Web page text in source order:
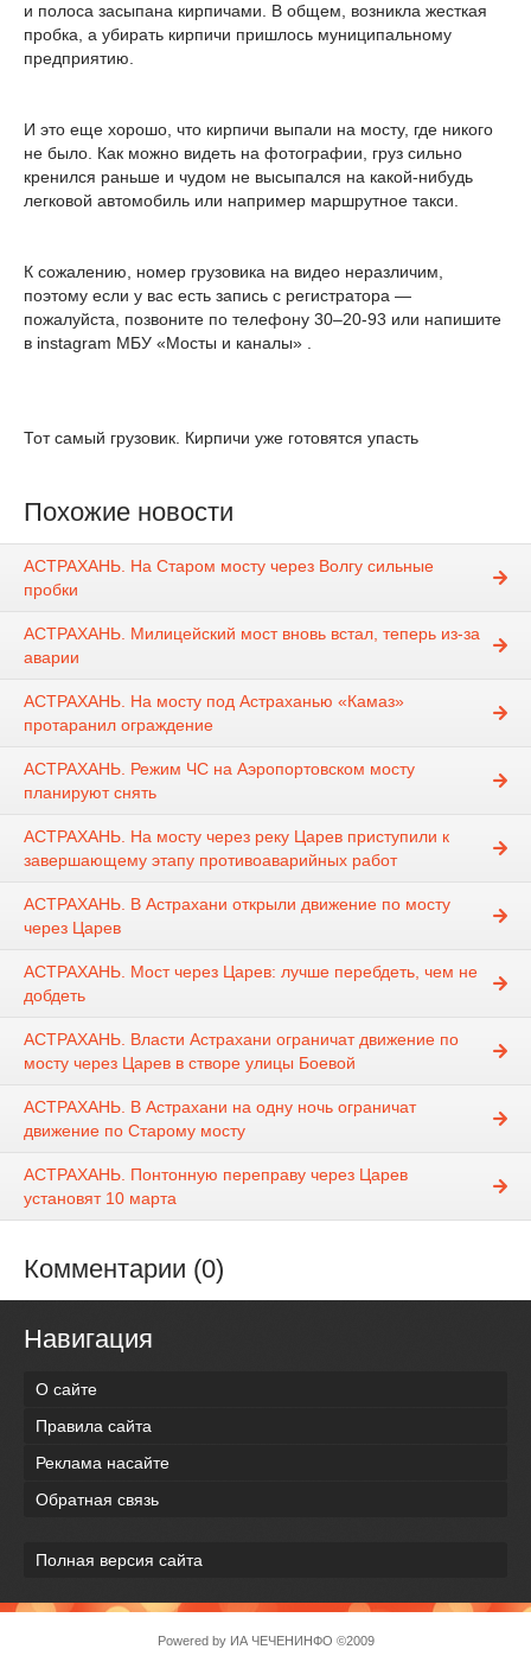
и полоса засыпана кирпичами. В общем, возникла жесткая
пробка, а убирать кирпичи пришлось муниципальному
предприятию.
И это еще хорошо, что кирпичи выпали на мосту, где никого
не было. Как можно видеть на фотографии, груз сильно
кренился раньше и чудом не высыпался на какой-нибудь
легковой автомобиль или например маршрутное такси.
К сожалению, номер грузовика на видео неразличим,
поэтому если у вас есть запись с регистратора —
пожалуйста, позвоните по телефону 30–20-93 или напишите
в instagram МБУ «Мосты и каналы» .
Тот самый грузовик. Кирпичи уже готовятся упасть
Похожие новости
АСТРАХАНЬ. На Старом мосту через Волгу сильные
пробки
АСТРАХАНЬ. Милицейский мост вновь встал, теперь из-за
аварии
АСТРАХАНЬ. На мосту под Астраханью «Камаз»
протаранил ограждение
АСТРАХАНЬ. Режим ЧС на Аэропортовском мосту
планируют снять
АСТРАХАНЬ. На мосту через реку Царев приступили к
завершающему этапу противоаварийных работ
АСТРАХАНЬ. В Астрахани открыли движение по мосту
через Царев
АСТРАХАНЬ. Мост через Царев: лучше перебдеть, чем не
добдеть
АСТРАХАНЬ. Власти Астрахани ограничат движение по
мосту через Царев в створе улицы Боевой
АСТРАХАНЬ. В Астрахани на одну ночь ограничат
движение по Старому мосту
АСТРАХАНЬ. Понтонную переправу через Царев
установят 10 марта
Комментарии (0)
Навигация
О сайте
Правила сайта
Реклама насайте
Обратная связь
Полная версия сайта
Powered by ИА ЧЕЧЕНИНФО ©2009